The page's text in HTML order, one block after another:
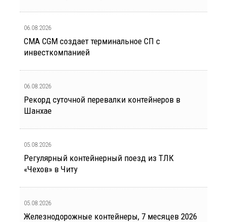
06.08.2026
CMA CGM создает терминальное СП с
инвесткомпанией
06.08.2026
Рекорд суточной перевалки контейнеров в
Шанхае
05.08.2026
Регулярный контейнерный поезд из ТЛК
«Чехов» в Читу
05.08.2026
Железнодорожные контейнеры, 7 месяцев 2026